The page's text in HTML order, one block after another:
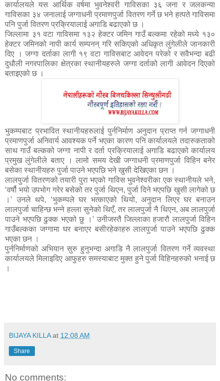
कार्यालयले यस आर्थिक वर्षमा भुवनेश्वरी गाविसका ३६ जना र जलकन्या
गाविसका ३४ जनालाई जग्गाधनी प्रमाणपुर्जा वितरण गर्ने छ भने हत्पते गाविसमा
पनि पुर्जा वितरण प्रक्रियालाई अगाडि बढाएको छ ।
जिल्लामा ३१ वटा गाविसमा १३२ हेक्टर जमिन गाउँ बल्कमा रहेको मध्ये १३०
हेक्टर जमिनको नापी कार्य सम्पनन् गरि सकिएको अधिकृत लुंगेलीले जानकारी
दिए । जग्गा दर्ताका लागी १९ वटा गाविसबाट आवेदन परेको र सवैभन्दा बढी
दुधौली नगरपालिका क्षेत्रका स्थानीयहरुले जग्गा दर्ताको लागी आवेदन दिएको
बताइएको छ ।
भुकम्पबाट प्रभावित स्थानीयहरुलाई पुर्ननिर्माण अनुदान प्राप्त गर्न जग्गाधनी
प्रमाणपुर्जा अनिवार्य आवश्यक पर्ने भएका कारण पनि कार्यालयले तदारुकताको
साथ गाउँ बल्कको जग्गा नापी र दर्ता प्रक्रियालाई अगाडि बढाएको कार्यालय
प्रमुख लुंगेलीले बताए । लामो समय देखी जग्गाधनी प्रमाणपुर्जा विहिन बनेर
बसेका स्थानीयहरु पुर्जा पाउने भएपछि भने खुसी देखिएका छन ।
लालपुर्जा वितरणको तयारी पुरा भएको गाविस भुवनेश्वरीका एक स्थानीयले भने,
‘वर्षौ भयो उपभोग गरेर बसेको तर पुर्जा थिएन, पुर्जा दिने भएपछि खुसी लागेको छ
।’ उनले थपे, ‘भुकम्पले घर भत्काएको थियो, अनुदान लिएर घर बनाउन
लालपुर्जा चाहिन्छ भन्ने हल्ला सुनेको थिएँ, तर लालपुर्जा नै थिएन, अब लालपुर्जा
पाउने भएपछि ढुक्क भएको छु ।’ उनीजस्तै जिल्लाका हजारौ लालपुर्जा विहिन
गाउँबल्कका जग्गामा घर बनाएर बसीरहेकाहरु लालपुर्जा पाउने भएपछि ढुक्क
भएका छन ।
पुर्ननिर्माणको अभियान सुरु हुनुभन्दा अगाडि नै लालपुर्जा वितरण गर्ने व्यवस्था
कार्यालयले मिलाइदिए आफुहरु समस्याबाट मुक्त हुने पुर्जा विहिनहरुको भनाई छ
।
BIJAYA KILLAat 12:08 AM
Share
No comments: